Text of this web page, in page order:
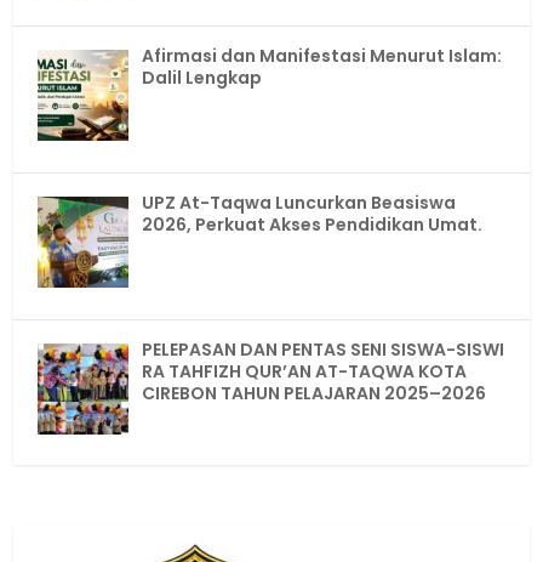
Afirmasi dan Manifestasi Menurut Islam:
Dalil Lengkap
UPZ At-Taqwa Luncurkan Beasiswa
2026, Perkuat Akses Pendidikan Umat.
PELEPASAN DAN PENTAS SENI SISWA-SISWI
RA TAHFIZH QUR’AN AT-TAQWA KOTA
CIREBON TAHUN PELAJARAN 2025–2026